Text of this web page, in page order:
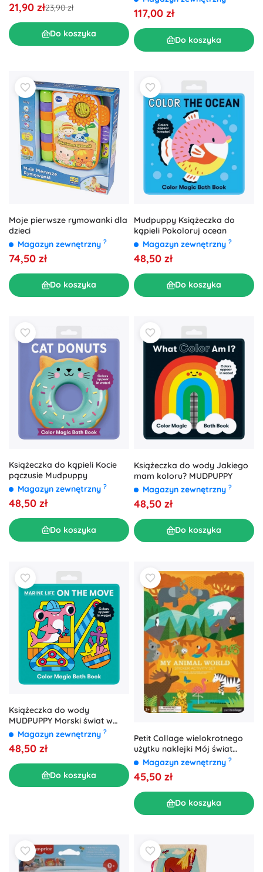
21,90 zł23,90 zł
Do koszyka
117,00 zł
Do koszyka
Moje pierwsze rymowanki dla
dzieci
Magazyn zewnętrzny ?
74,50 zł
Do koszyka
Mudpuppy Książeczka do
kąpieli Pokoloruj ocean
Magazyn zewnętrzny ?
48,50 zł
Do koszyka
Książeczka do kąpieli Kocie
pączusie Mudpuppy
Magazyn zewnętrzny ?
48,50 zł
Do koszyka
Książeczka do wody Jakiego
mam koloru? MUDPUPPY
Magazyn zewnętrzny ?
48,50 zł
Do koszyka
Książeczka do wody
MUDPUPPY Morski świat w
ruchu
Magazyn zewnętrzny ?
48,50 zł
Do koszyka
Petit Collage wielokrotnego
użytku naklejki Mój świat
zwierząt
Magazyn zewnętrzny ?
45,50 zł
Do koszyka